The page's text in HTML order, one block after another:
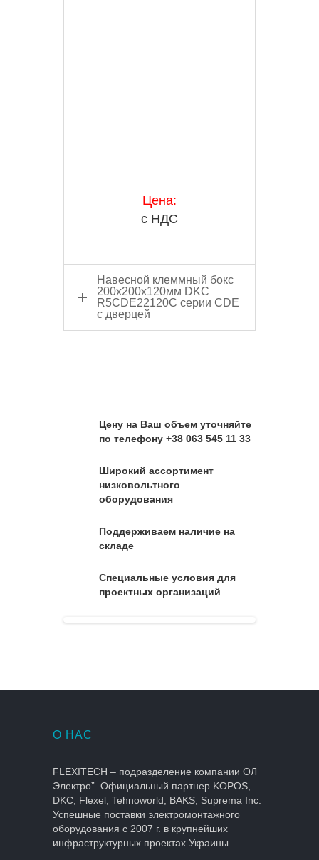
Цена:
с НДС
Навесной клеммный бокс
200x200x120мм DKC
R5CDE22120C серии CDE
с дверцей
Цену на Ваш объем уточняйте
по телефону +38 063 545 11 33
Широкий ассортимент
низковольтного
оборудования
Поддерживаем наличие на
складе
Специальные условия для
проектных организаций
О НАС
FLEXITECH – подразделение компании ОЛ
Электро”. Официальный партнер KOPOS,
DKC, Flexel, Tehnoworld, BAKS, Suprema Inc.
Успешные поставки электромонтажного
оборудования с 2007 г. в крупнейших
инфраструктурных проектах Украины.